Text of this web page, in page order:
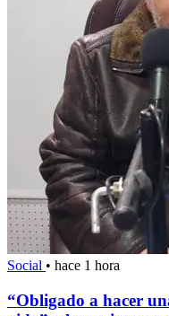
Social • hace 1 hora
“Obligado a hacer